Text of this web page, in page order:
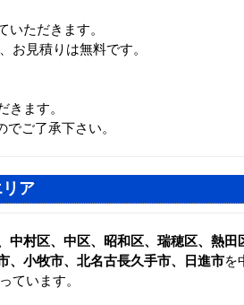
ただきます。
お見積りは無料です。
きます。
ご了承下さい。
ア
中村区、中区、昭和区、瑞穂区、熱田
、小牧市、北名古長久手市、日進市を
ています。